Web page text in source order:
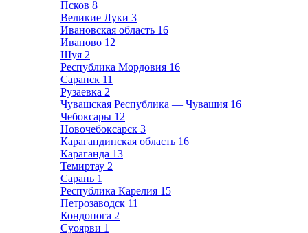
Псков 8
Великие Луки 3
Ивановская область 16
Иваново 12
Шуя 2
Республика Мордовия 16
Саранск 11
Рузаевка 2
Чувашская Республика — Чувашия 16
Чебоксары 12
Новочебоксарск 3
Карагандинская область 16
Караганда 13
Темиртау 2
Сарань 1
Республика Карелия 15
Петрозаводск 11
Кондопога 2
Суоярви 1